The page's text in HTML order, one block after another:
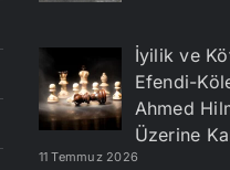
İyilik ve
Efendi-
Ahmed
Üzerine
11 Temmuz 2026